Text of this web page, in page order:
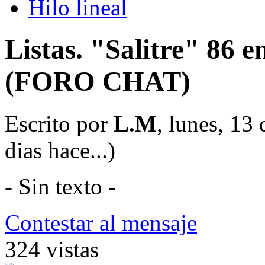
Hilo lineal
Listas. "Salitre" 86
(FORO CHAT)
Escrito por L.M, lunes, 13
dias hace...)
- Sin texto -
Contestar al mensaje
324 vistas